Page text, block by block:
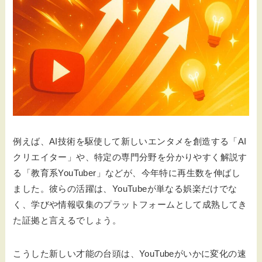
例えば、AI技術を駆使して新しいエンタメを創造する「AI
クリエイター」や、特定の専門分野を分かりやすく解説す
る「教育系YouTuber」などが、今年特に再生数を伸ばし
ました。彼らの活躍は、YouTubeが単なる娯楽だけでな
く、学びや情報収集のプラットフォームとして成熟してき
た証拠と言えるでしょう。
こうした新しい才能の台頭は、YouTubeがいかに変化の速